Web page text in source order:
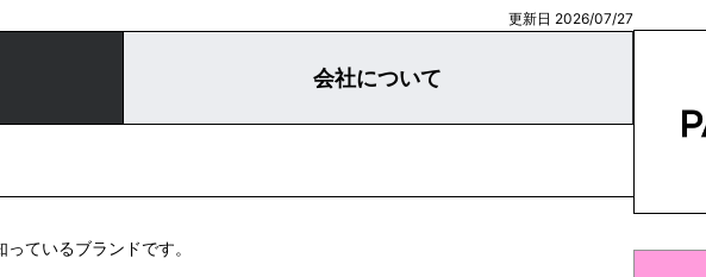
更新日 2026/07/27
会社について
ているブランドです。